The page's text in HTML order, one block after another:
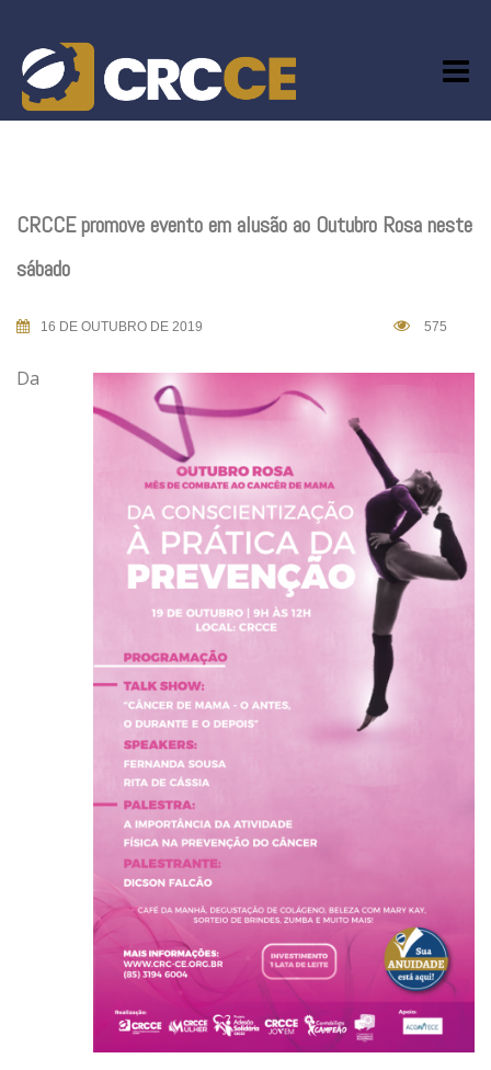
content
CRCCE promove evento em alusão ao Outubro Rosa neste
sábado
16 DE OUTUBRO DE 2019 575
Da